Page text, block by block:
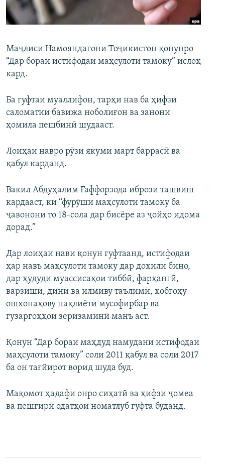
ГУЗОРИШҲОИ РАДИОӢ
Русский
ПАЙГИРӢ КУНЕД
Ҳамаи сомонаҳои RFE/RL
Маҷлиси Намояндагони Тоҷикистон қонунро
“Дар бораи истифодаи маҳсулоти тамоку” ислоҳ
кард.
Ба гуфтаи муаллифон, тарҳи нав ба ҳифзи
саломатии бавижа ноболиғон ва занони
ҳомила пешбинӣ шудааст.
Лоиҳаи навро рӯзи якуми март баррасӣ ва
қабул карданд.
Вакил Абдуҳалим Ғаффорзода ибрози ташвиш
кардааст, ки “фурӯши маҳсулоти тамоку ба
ҷавонони то 18-сола дар бисёре аз ҷойҳо идома
дорад.”
Дар лоиҳаи нави қонун гуфтаанд, истифодаи
ҳар навъ маҳсулоти тамоку дар дохили бино,
дар ҳудуди муассисаҳои тиббӣ, фарҳангӣ,
варзишӣ, динӣ ва илмиву таълимӣ, хобгоҳу
ошхонаҳову нақлиёти мусофирбар ва
гузаргоҳҳои зеризаминӣ манъ аст.
Қонун “Дар бораи маҳдуд намудани истифодаи
маҳсулоти тамоку” соли 2011 қабул ва соли 2017
ба он тағйирот ворид шуда буд.
Мақомот ҳадафи онро сиҳатӣ ва ҳифзи ҷомеа
ва пешгирӣ одатҳои номатлуб гуфта буданд.